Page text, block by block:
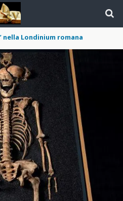
nella Londinium romana